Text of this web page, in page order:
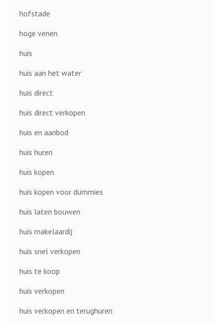
hofstade
hoge venen
huis
huis aan het water
huis direct
huis direct verkopen
huis en aanbod
huis huren
huis kopen
huis kopen voor dummies
huis laten bouwen
huis makelaardij
huis snel verkopen
huis te koop
huis verkopen
huis verkopen en terughuren